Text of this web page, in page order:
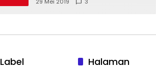
Label Halaman